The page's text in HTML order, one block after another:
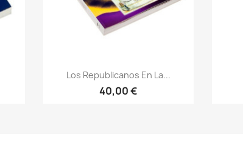
Vista rápida
Los Republicanos En La...
40,00 €